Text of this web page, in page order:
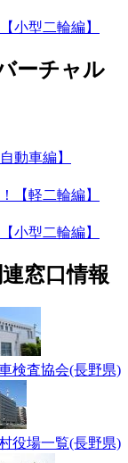
ーチャル
窓口情報